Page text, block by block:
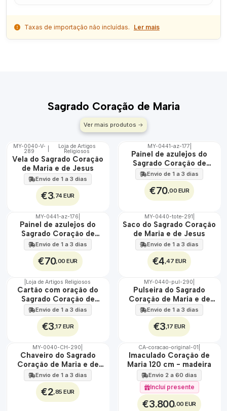
Taxas de importação não incluídas. Ler mais
Sagrado Coração de Maria
Ver mais produtos
🇵🇹
100%
MY-0040-V-
289
Loja de Artigos
Religiosos
Vela do Sagrado Coração
de Maria e de Jesus
Envio de 1 a 3 dias
€3 ,74 EUR
🇵🇹
100%
EXT.
MY-0441-az-177
Painel de azulejos do
Sagrado Coração de
Maria e Jesus 45 cm x 60
cm
Envio de 1 a 3 dias
€70,00 EUR
🇵🇹
100%
EXT.
MY-0441-az-176
Painel de azulejos do
Sagrado Coração de
Maria 45 cm x 60 cm
Envio de 1 a 3 dias
€70,00 EUR
🇵🇹
100%
MY-0440-tote-291
Saco do Sagrado Coração
de Maria e de Jesus
Envio de 1 a 3 dias
€4 ,47 EUR
🇵🇹
100%
Loja de Artigos Religiosos
Cartão com oração do
Sagrado Coração de
Maria e de Jesus
Envio de 1 a 3 dias
€3 ,17 EUR
🇵🇹
100%
MY-0440-pul-290
Pulseira do Sagrado
Coração de Maria e de
Jesus
Envio de 1 a 3 dias
€3 ,17 EUR
🇵🇹
100%
MY-0040-CH-290
Chaveiro do Sagrado
Coração de Maria e de
Jesus
Envio de 1 a 3 dias
€2 ,85 EUR
🇵🇹
100%
EXCLUSIVO
CA-coracao-original-01
Imaculado Coração de
Maria 120 cm - madeira
Envio 2 a 60 dias
Incluí presente
€3.800,00 EUR